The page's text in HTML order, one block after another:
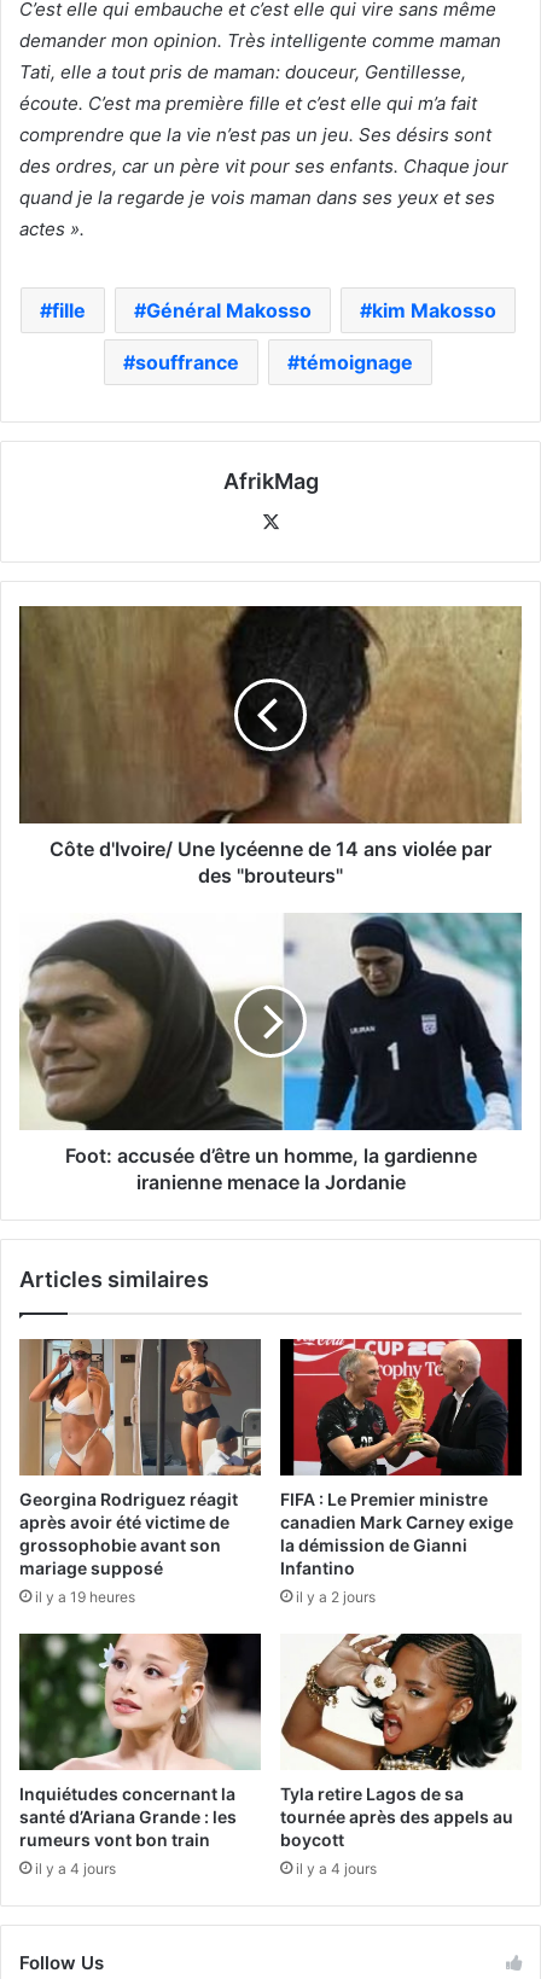
C’est elle qui embauche et c’est elle qui vire sans même
demander mon opinion. Très intelligente comme maman
Tati, elle a tout pris de maman: douceur, Gentillesse,
écoute. C’est ma première fille et c’est elle qui m’a fait
comprendre que la vie n’est pas un jeu. Ses désirs sont
des ordres, car un père vit pour ses enfants. Chaque jour
quand je la regarde je vois maman dans ses yeux et ses
actes ».
fille Général Makosso kim Makosso
souffrance témoignage
AfrikMag
Côte d'Ivoire/ Une lycéenne de 14 ans violée par
des "brouteurs"
Foot: accusée d’être un homme, la gardienne
iranienne menace la Jordanie
Articles similaires
Georgina Rodriguez réagit
après avoir été victime de
grossophobie avant son
mariage supposé
il y a 19 heures
FIFA : Le Premier ministre
canadien Mark Carney exige
la démission de Gianni
Infantino
il y a 2 jours
Inquiétudes concernant la
santé d’Ariana Grande : les
rumeurs vont bon train
il y a 4 jours
Tyla retire Lagos de sa
tournée après des appels au
boycott
il y a 4 jours
Follow Us